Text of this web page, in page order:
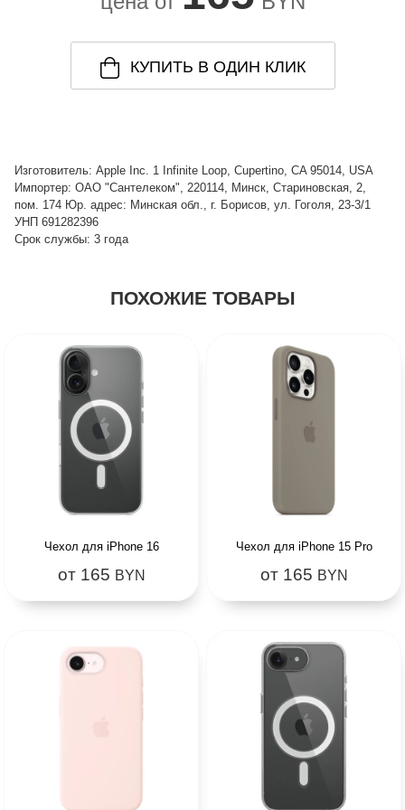
КУПИТЬ В ОДИН КЛИК
Изготовитель: Apple Inc. 1 Infinite Loop, Cupertino, CA 95014, USA
Импортер: ОАО "Сантелеком", 220114, Минск, Стариновская, 2,
пом. 174 Юр. адрес: Минская обл., г. Борисов, ул. Гоголя, 23-3/1
УНП 691282396
Срок службы: 3 года
ПОХОЖИЕ ТОВАРЫ
Чехол для iPhone 16
от 165 BYN
Чехол для iPhone 15 Pro
от 165 BYN